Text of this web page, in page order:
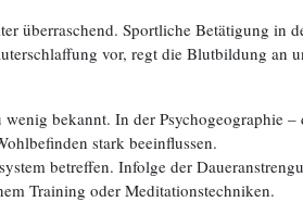
überraschend. Sportliche Betätigung in
vor, regt die Blutbildung an
bekannt. In der Psychogeographie
stark beeinflussen.
betreffen. Infolge der
Training oder Meditationstechniken.